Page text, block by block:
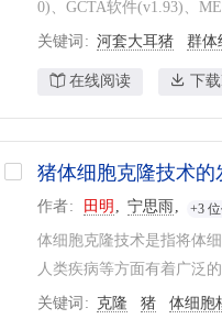
0)、GCTA软件(v1.93)、
关键词 河套大耳猪 群体
在线阅读 下
猪体细胞克隆技术的
作者 田明 宁思雨 +3
体细胞克隆技术是指将体
人类疾病等方面有着广泛
关键词 克隆 猪 体细胞